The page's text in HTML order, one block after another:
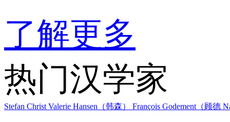
了解更多
热门汉学家
Stefan Christ Valerie Hansen（韩森） François Godement（顾德